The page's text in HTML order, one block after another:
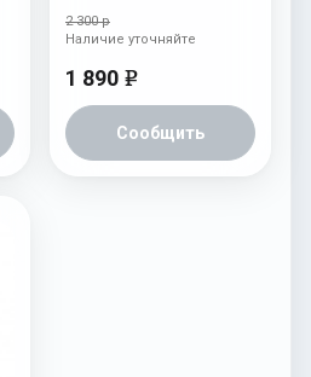
2 300 р
1 890 e
Сообщить
Наличие уточняйте